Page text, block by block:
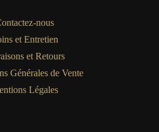
nous
et Entretien
et Retours
Générales de Vente
Légales